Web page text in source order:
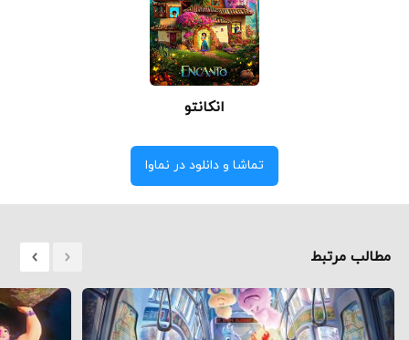
انکانتو
تماشا و دانلود در نماوا
مطالب مرتبط